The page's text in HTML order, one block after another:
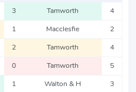
3 Tamworth 4
1 Macclesfie 2
2 Tamworth 4
0 Tamworth 5
1 Walton & H 3